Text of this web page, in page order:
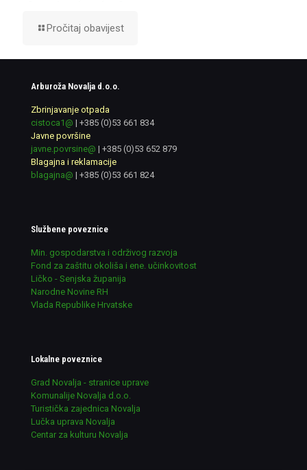
Pročitaj obavijest
Arburoža Novalja d.o.o.
Zbrinjavanje otpada
cistoca1@ | +385 (0)53 661 834
Javne površine
javne.povrsine@ | +385 (0)53 652 879
Blagajna i reklamacije
blagajna@ | +385 (0)53 661 824
Službene poveznice
Min. gospodarstva i održivog razvoja
Fond za zaštitu okoliša i ene. učinkovitost
Ličko - Senjska županija
Narodne Novine RH
Vlada Republike Hrvatske
Lokalne poveznice
Grad Novalja - stranice uprave
Komunalije Novalja d.o.o.
Turistička zajednica Novalja
Lučka uprava Novalja
Centar za kulturu Novalja